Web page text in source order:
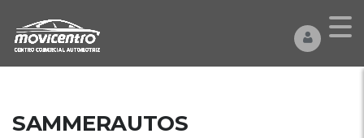
SAMMERAUTOS